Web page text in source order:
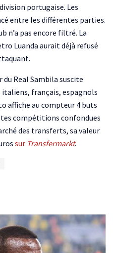
portugaise. Les
entre les différentes parties.
n’a pas encore filtré. La
Luanda aurait déjà refusé
du Real Sambila suscite
français, espagnols
affiche au compteur 4 buts
compétitions confondues
des transferts, sa valeur
sur Transfermarkt.